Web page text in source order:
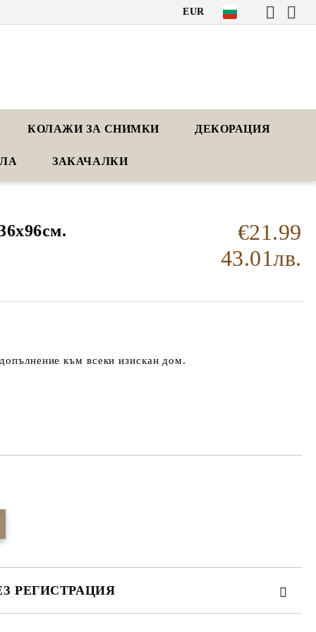
EUR
КОЛАЖИ ЗА СНИМКИ ДЕКОРАЦИЯ
ЗАКАЧАЛКИ
€21.99
43.01лв.
към всеки изискан дом.
РЕГИСТРАЦИЯ